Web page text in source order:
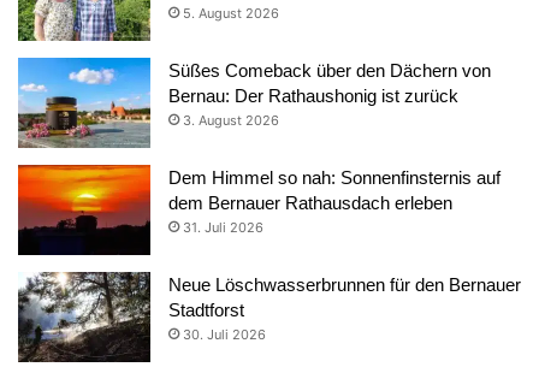
5. August 2026
Süßes Comeback über den Dächern von
Bernau: Der Rathaushonig ist zurück
3. August 2026
Dem Himmel so nah: Sonnenfinsternis auf
dem Bernauer Rathausdach erleben
31. Juli 2026
Neue Löschwasserbrunnen für den Bernauer
Stadtforst
30. Juli 2026